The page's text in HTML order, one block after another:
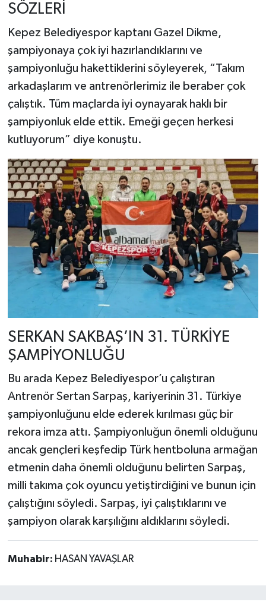
SÖZLERİ
Kepez Belediyespor kaptanı Gazel Dikme,
şampiyonaya çok iyi hazırlandıklarını ve
şampiyonluğu hakettiklerini söyleyerek, “Takım
arkadaşlarım ve antrenörlerimiz ile beraber çok
çalıştık. Tüm maçlarda iyi oynayarak haklı bir
şampiyonluk elde ettik. Emeği geçen herkesi
kutluyorum” diye konuştu.
SERKAN SAKBAŞ’IN 31. TÜRKİYE
ŞAMPİYONLUĞU
Bu arada Kepez Belediyespor’u çalıştıran
Antrenör Sertan Sarpaş, kariyerinin 31. Türkiye
şampiyonluğunu elde ederek kırılması güç bir
rekora imza attı. Şampiyonluğun önemli olduğunu
ancak gençleri keşfedip Türk hentboluna armağan
etmenin daha önemli olduğunu belirten Sarpaş,
milli takıma çok oyuncu yetiştirdiğini ve bunun için
çalıştığını söyledi. Sarpaş, iyi çalıştıklarını ve
şampiyon olarak karşılığını aldıklarını söyledi.
Muhabir: HASAN YAVAŞLAR